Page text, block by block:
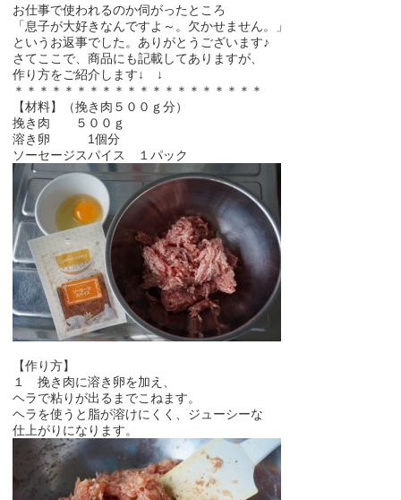
お仕事で使われるのか伺がったところ
「息子が大好きなんですよ～。欠かせません。」
というお返事でした。ありがとうございます♪
さてここで、商品にも記載してありますが、
作り方をご紹介します↓ ↓
＊＊＊＊＊＊＊＊＊＊＊＊＊＊＊＊＊＊＊＊
【材料】（挽き肉５００ｇ分）
挽き肉 ５００ｇ
溶き卵 1個分
ソーセージスパイス １パック
【作り方】
１ 挽き肉に溶き卵を加え、
ヘラで粘りが出るまでこねます。
ヘラを使うと脂が溶けにくく、ジューシーな
仕上がりになります。